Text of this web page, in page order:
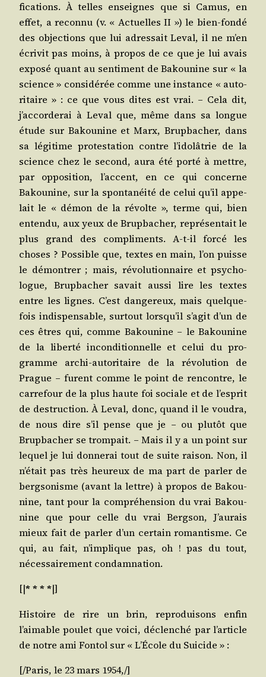
fi­ca­tions. À telles enseignes que si Camus, en
effet, a recon­nu (v. « Actuelles II ») le bien-fon­dé
des objec­tions que lui adres­sait Leval, il ne m’en
écri­vit pas moins, à pro­pos de ce que je lui avais
expo­sé quant au sen­ti­ment de Bakou­nine sur « la
science » consi­dé­rée comme une ins­tance « auto­
ri­taire » : ce que vous dites est vrai. – Cela dit,
j’accorderai à Leval que, même dans sa longue
étude sur Bakou­nine et Marx, Brup­ba­cher, dans
sa légi­time pro­tes­ta­tion contre l’idolâtrie de la
science chez le second, aura été por­té à mettre,
par oppo­si­tion, l’accent, en ce qui concerne
Bakou­nine, sur la spon­ta­néi­té de celui qu’il appe­
lait le « démon de la révolte », terme qui, bien
enten­du, aux yeux de Brup­ba­cher, repré­sen­tait le
plus grand des com­pli­ments. A‑t-il for­cé les
choses ? Pos­sible que, textes en main, l’on puisse
le démon­trer ; mais, révo­lu­tion­naire et psy­cho­
logue, Brup­ba­cher savait aus­si lire les textes
entre les lignes. C’est dan­ge­reux, mais quel­que­
fois indis­pen­sable, sur­tout lorsqu’il s’agit d’un de
ces êtres qui, comme Bakou­nine – le Bakou­nine
de la liber­té incon­di­tion­nelle et celui du pro­
gramme archi-auto­ri­taire de la révo­lu­tion de
Prague – furent comme le point de ren­contre, le
car­re­four de la plus haute foi sociale et de l’esprit
de des­truc­tion. À Leval, donc, quand il le vou­dra,
de nous dire s’il pense que je – ou plu­tôt que
Brup­ba­cher se trom­pait. – Mais il y a un point sur
lequel je lui don­ne­rai tout de suite rai­son. Non, il
n’était pas très heu­reux de ma part de par­ler de
berg­so­nisme (avant la lettre) à pro­pos de Bakou­
nine, tant pour la com­pré­hen­sion du vrai Bakou­
nine que pour celle du vrai Berg­son, J’aurais
mieux fait de par­ler d’un cer­tain roman­tisme. Ce
qui, au fait, n’implique pas, oh ! pas du tout,
néces­sai­re­ment condamnation.
[|* * * *|]
His­toire de rire un brin, repro­dui­sons enfin
l’aimable pou­let que voi­ci, déclen­ché par l’article
de notre ami Fon­tol sur « L’École du Suicide » :
[/​Paris, le 23 mars 1954,/]